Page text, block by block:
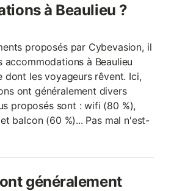
à Beaulieu ?
proposés par Cybevasion, il
accommodations à Beaulieu
dont les voyageurs rêvent. Ici,
ont généralement divers
proposés sont : wifi (80 %),
balcon (60 %)... Pas mal n'est-
généralement